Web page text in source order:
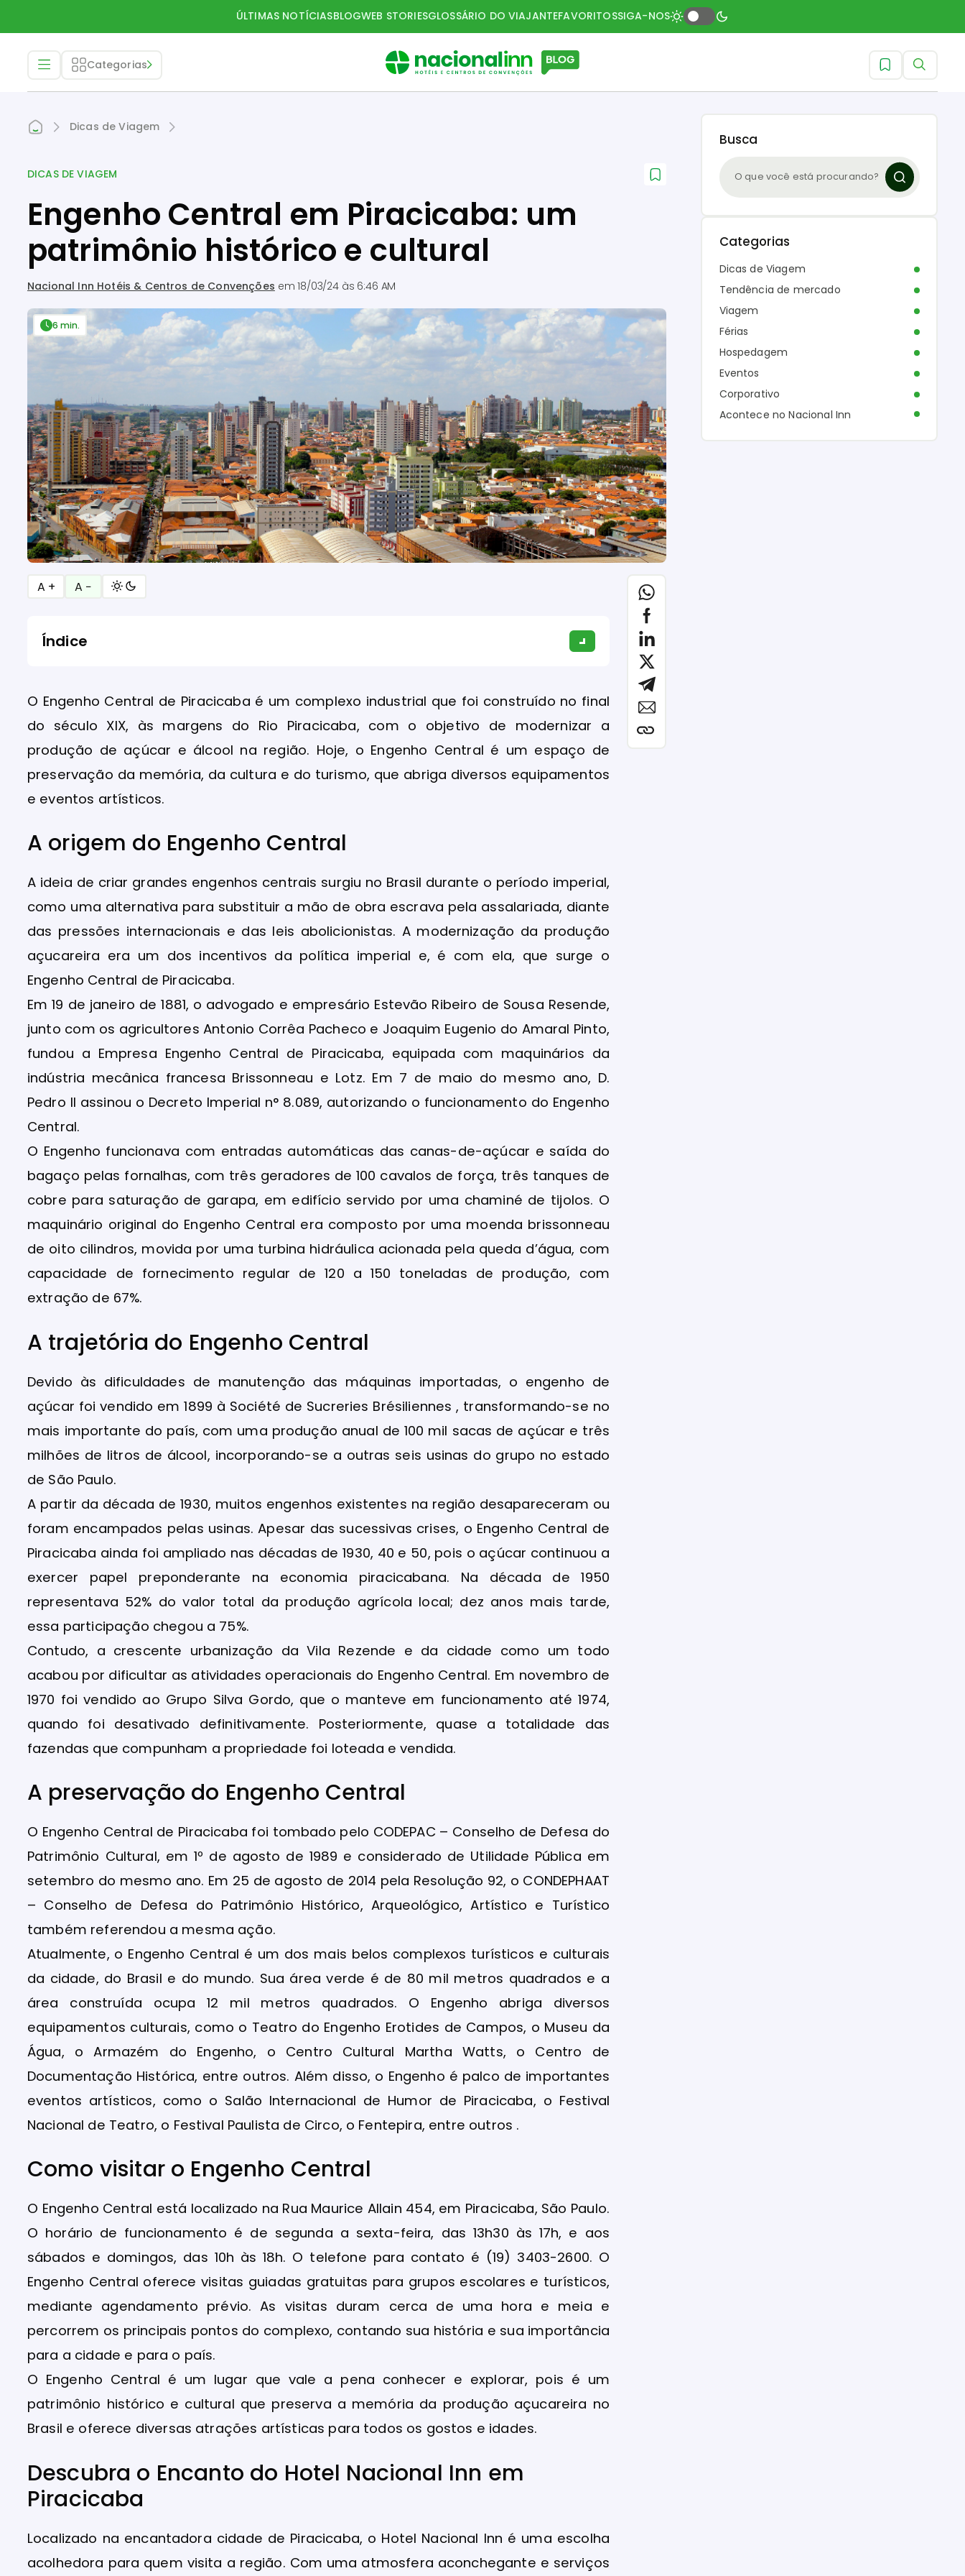
ÚLTIMAS NOTÍCIASBLOGWEB STORIESGLOSSÁRIO DO VIAJANTEFAVORITOSSIGA-NOS
Categorias
Dicas de Viagem
DICAS DE VIAGEM
Engenho Central em Piracicaba: um
patrimônio histórico e cultural
Nacional Inn Hotéis & Centros de Convenções em18/03/24 às 6:46 AM
6 min.
A + A −
Índice
O Engenho Central de Piracicaba é um complexo industrial que foi construído no final
do século XIX, às margens do Rio Piracicaba, com o objetivo de modernizar a
produção de açúcar e álcool na região. Hoje, o Engenho Central é um espaço de
preservação da memória, da cultura e do turismo, que abriga diversos equipamentos
e eventos artísticos.
A origem do Engenho Central
A ideia de criar grandes engenhos centrais surgiu no Brasil durante o período imperial,
como uma alternativa para substituir a mão de obra escrava pela assalariada, diante
das pressões internacionais e das leis abolicionistas. A modernização da produção
açucareira era um dos incentivos da política imperial e, é com ela, que surge o
Engenho Central de Piracicaba.
Em 19 de janeiro de 1881, o advogado e empresário Estevão Ribeiro de Sousa Resende,
junto com os agricultores Antonio Corrêa Pacheco e Joaquim Eugenio do Amaral Pinto,
fundou a Empresa Engenho Central de Piracicaba, equipada com maquinários da
indústria mecânica francesa Brissonneau e Lotz. Em 7 de maio do mesmo ano, D.
Pedro II assinou o Decreto Imperial n° 8.089, autorizando o funcionamento do Engenho
Central.
O Engenho funcionava com entradas automáticas das canas-de-açúcar e saída do
bagaço pelas fornalhas, com três geradores de 100 cavalos de força, três tanques de
cobre para saturação de garapa, em edifício servido por uma chaminé de tijolos. O
maquinário original do Engenho Central era composto por uma moenda brissonneau
de oito cilindros, movida por uma turbina hidráulica acionada pela queda d’água, com
capacidade de fornecimento regular de 120 a 150 toneladas de produção, com
extração de 67%.
A trajetória do Engenho Central
Devido às dificuldades de manutenção das máquinas importadas, o engenho de
açúcar foi vendido em 1899 à Société de Sucreries Brésiliennes , transformando-se no
mais importante do país, com uma produção anual de 100 mil sacas de açúcar e três
milhões de litros de álcool, incorporando-se a outras seis usinas do grupo no estado
de São Paulo.
A partir da década de 1930, muitos engenhos existentes na região desapareceram ou
foram encampados pelas usinas. Apesar das sucessivas crises, o Engenho Central de
Piracicaba ainda foi ampliado nas décadas de 1930, 40 e 50, pois o açúcar continuou a
exercer papel preponderante na economia piracicabana. Na década de 1950
representava 52% do valor total da produção agrícola local; dez anos mais tarde,
essa participação chegou a 75%.
Contudo, a crescente urbanização da Vila Rezende e da cidade como um todo
acabou por dificultar as atividades operacionais do Engenho Central. Em novembro de
1970 foi vendido ao Grupo Silva Gordo, que o manteve em funcionamento até 1974,
quando foi desativado definitivamente. Posteriormente, quase a totalidade das
fazendas que compunham a propriedade foi loteada e vendida.
A preservação do Engenho Central
O Engenho Central de Piracicaba foi tombado pelo CODEPAC – Conselho de Defesa do
Patrimônio Cultural, em 1º de agosto de 1989 e considerado de Utilidade Pública em
setembro do mesmo ano. Em 25 de agosto de 2014 pela Resolução 92, o CONDEPHAAT
– Conselho de Defesa do Patrimônio Histórico, Arqueológico, Artístico e Turístico
também referendou a mesma ação.
Atualmente, o Engenho Central é um dos mais belos complexos turísticos e culturais
da cidade, do Brasil e do mundo. Sua área verde é de 80 mil metros quadrados e a
área construída ocupa 12 mil metros quadrados. O Engenho abriga diversos
equipamentos culturais, como o Teatro do Engenho Erotides de Campos, o Museu da
Água, o Armazém do Engenho, o Centro Cultural Martha Watts, o Centro de
Documentação Histórica, entre outros. Além disso, o Engenho é palco de importantes
eventos artísticos, como o Salão Internacional de Humor de Piracicaba, o Festival
Nacional de Teatro, o Festival Paulista de Circo, o Fentepira, entre outros .
Como visitar o Engenho Central
O Engenho Central está localizado na Rua Maurice Allain 454, em Piracicaba, São Paulo.
O horário de funcionamento é de segunda a sexta-feira, das 13h30 às 17h, e aos
sábados e domingos, das 10h às 18h. O telefone para contato é (19) 3403-2600. O
Engenho Central oferece visitas guiadas gratuitas para grupos escolares e turísticos,
mediante agendamento prévio. As visitas duram cerca de uma hora e meia e
percorrem os principais pontos do complexo, contando sua história e sua importância
para a cidade e para o país.
O Engenho Central é um lugar que vale a pena conhecer e explorar, pois é um
patrimônio histórico e cultural que preserva a memória da produção açucareira no
Brasil e oferece diversas atrações artísticas para todos os gostos e idades.
Descubra o Encanto do Hotel Nacional Inn em
Piracicaba
Localizado na encantadora cidade de Piracicaba, o Hotel Nacional Inn é uma escolha
acolhedora para quem visita a região. Com uma atmosfera aconchegante e serviços
Busca
Categorias
Dicas de Viagem
Tendência de mercado
Viagem
Férias
Hospedagem
Eventos
Corporativo
Acontece no Nacional Inn